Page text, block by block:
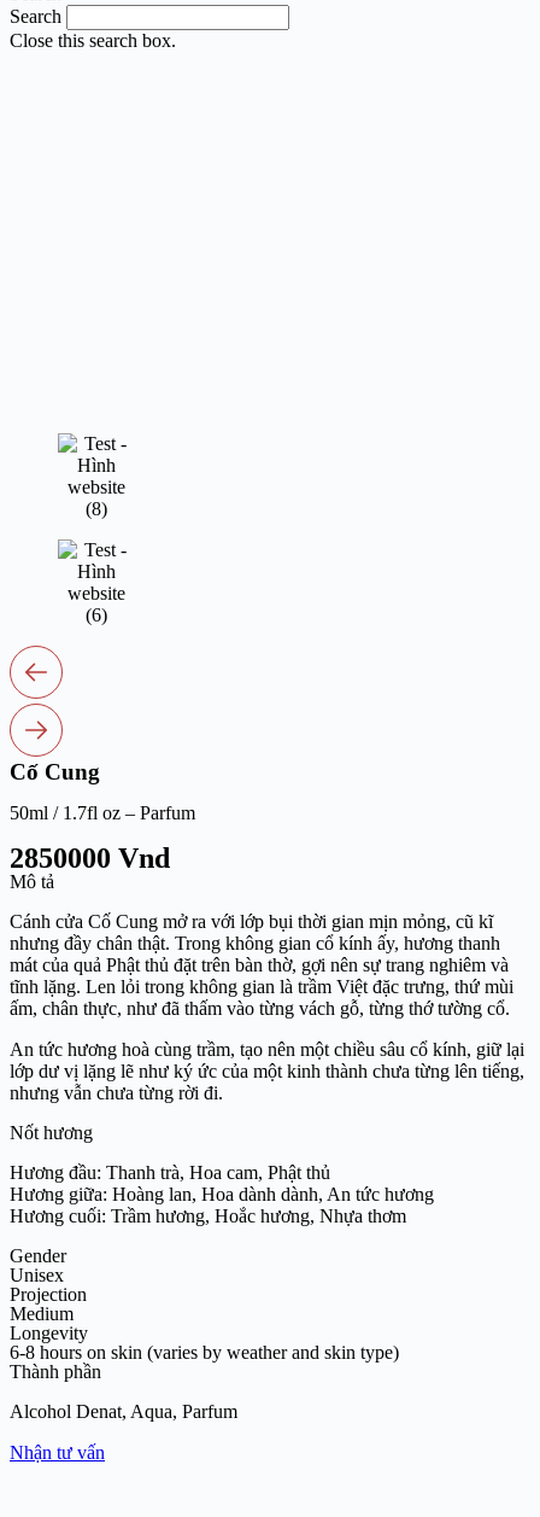
Search
Close this search box.
Cố Cung
50ml / 1.7fl oz – Parfum
2850000 Vnd
Mô tả
Cánh cửa Cố Cung mở ra với lớp bụi thời gian mịn mỏng, cũ kĩ
nhưng đầy chân thật. Trong không gian cổ kính ấy, hương thanh
mát của quả Phật thủ đặt trên bàn thờ, gợi nên sự trang nghiêm và
tĩnh lặng. Len lỏi trong không gian là trầm Việt đặc trưng, thứ mùi
ấm, chân thực, như đã thấm vào từng vách gỗ, từng thớ tường cổ.
An tức hương hoà cùng trầm, tạo nên một chiều sâu cổ kính, giữ lại
lớp dư vị lặng lẽ như ký ức của một kinh thành chưa từng lên tiếng,
nhưng vẫn chưa từng rời đi.
Nốt hương
Hương đầu: Thanh trà, Hoa cam, Phật thủ
Hương giữa: Hoàng lan, Hoa dành dành, An tức hương
Hương cuối: Trầm hương, Hoắc hương, Nhựa thơm
Gender
Unisex
Projection
Medium
Longevity
6-8 hours on skin (varies by weather and skin type)
Thành phần
Alcohol Denat, Aqua, Parfum
Nhận tư vấn